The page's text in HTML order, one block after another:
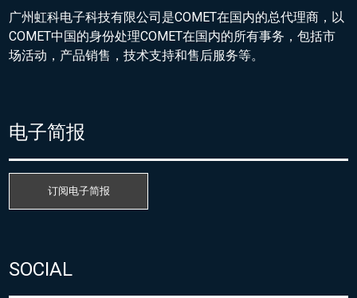
广州虹科电子科技有限公司是COMET在国内的总代理商，以
COMET中国的身份处理COMET在国内的所有事务，包括市
场活动，产品销售，技术支持和售后服务等。
电子简报
订阅电子简报
SOCIAL